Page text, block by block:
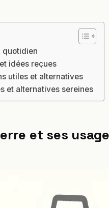
quotidien
idées reçues
utiles et alternatives
et alternatives sereines
et ses